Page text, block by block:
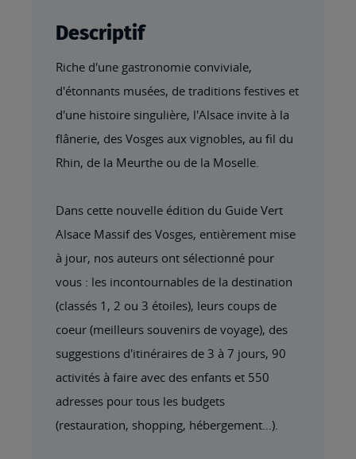
Descriptif
Riche d'une gastronomie conviviale,
d'étonnants musées, de traditions festives et
d'une histoire singulière, l'Alsace invite à la
flânerie, des Vosges aux vignobles, au fil du
Rhin, de la Meurthe ou de la Moselle.
Dans cette nouvelle édition du Guide Vert
Alsace Massif des Vosges, entièrement mise
à jour, nos auteurs ont sélectionné pour
vous : les incontournables de la destination
(classés 1, 2 ou 3 étoiles), leurs coups de
coeur (meilleurs souvenirs de voyage), des
suggestions d'itinéraires de 3 à 7 jours, 90
activités à faire avec des enfants et 550
adresses pour tous les budgets
(restauration, shopping, hébergement...).